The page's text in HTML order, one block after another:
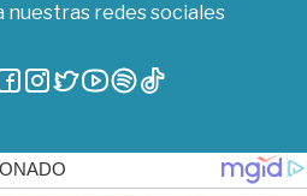
nuestras redes sociales